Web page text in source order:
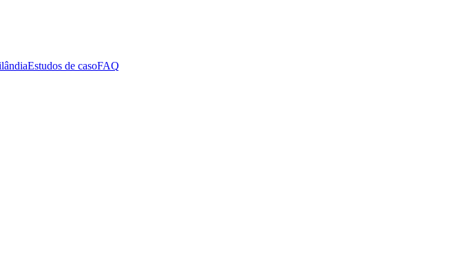
Estudos de casoFAQ